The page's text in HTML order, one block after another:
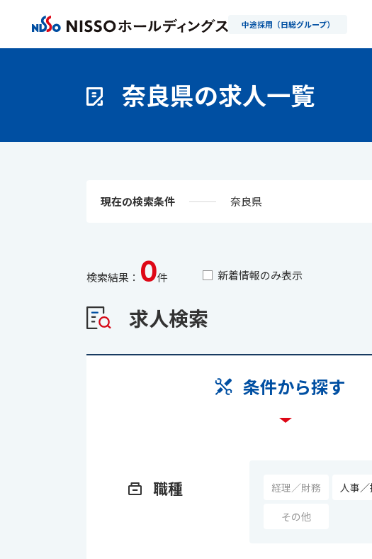
中途採用（日総グループ）
奈良県の求人一覧
現在の検索条件 奈良県
検索結果： 0件 新着情報のみ表示
求人検索
条件から探す
職種 経理／財務 人事
その他